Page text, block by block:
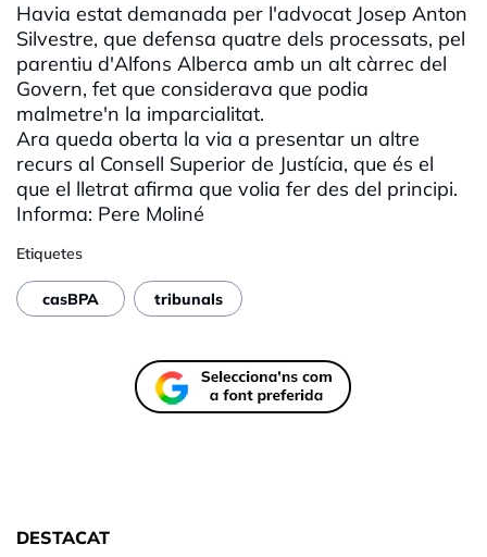
Havia estat demanada per l'advocat Josep Anton
Silvestre, que defensa quatre dels processats, pel
parentiu d'Alfons Alberca amb un alt càrrec del
Govern, fet que considerava que podia
malmetre'n la imparcialitat.
Ara queda oberta la via a presentar un altre
recurs al Consell Superior de Justícia, que és el
que el lletrat afirma que volia fer des del principi.
Informa: Pere Moliné
Etiquetes
casBPA tribunals
DESTACAT